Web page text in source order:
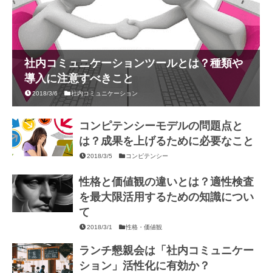
社内コミュニケーションツールとは？種類や
導入に注意すべきこと
2018/3/6 社内コミュニケーション
コンピテンシーモデルの問題点と
は？成果を上げるために必要なこと
2018/3/5 コンピテンシー
性格と価値観の違いとは？適性検査
を最大限活用するための知識につい
て
2018/3/1 性格・価値観
ランチ懇親会は「社内コミュニケー
ション」活性化に有効か？